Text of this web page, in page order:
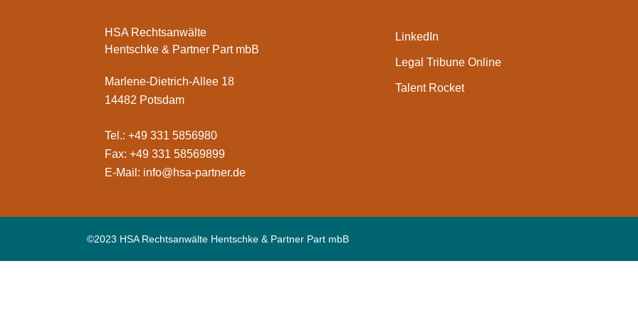
HSA Rechtsanwälte
Hentschke & Partner Part mbB
Marlene-Dietrich-Allee 18
14482 Potsdam
Tel.: +49 331 5856980
Fax: +49 331 58569899
E-Mail: info@hsa-partner.de
LinkedIn
Legal Tribune Online
Talent Rocket
©2023 HSA Rechtsanwälte Hentschke & Partner Part mbB